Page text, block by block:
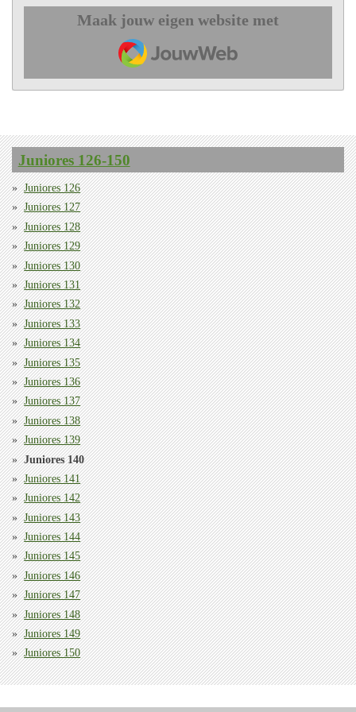
Maak jouw eigen website met
JouwWeb
Juniores 126-150
Juniores 126
Juniores 127
Juniores 128
Juniores 129
Juniores 130
Juniores 131
Juniores 132
Juniores 133
Juniores 134
Juniores 135
Juniores 136
Juniores 137
Juniores 138
Juniores 139
Juniores 140
Juniores 141
Juniores 142
Juniores 143
Juniores 144
Juniores 145
Juniores 146
Juniores 147
Juniores 148
Juniores 149
Juniores 150